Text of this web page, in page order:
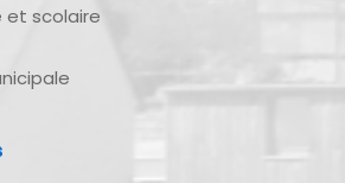
et scolaire